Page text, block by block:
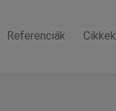
Referenciák Cikkek